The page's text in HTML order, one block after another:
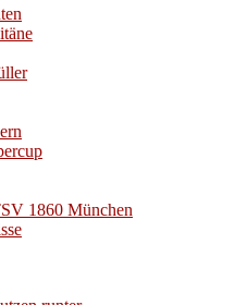
1860 München